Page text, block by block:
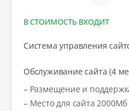
В СТОИМОСТЬ ВХОДИТ
Система управления
Обслуживание сайта (4
– Размещение и
– Место для сайта 2000Мб